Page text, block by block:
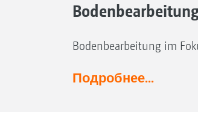
Bodenbearbeitung im
Подробнее...